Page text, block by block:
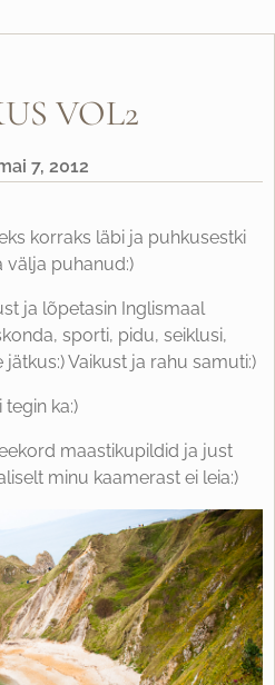
VOL2
7, 2012
korraks läbi ja puhkusestki
välja puhanud:)
ja lõpetasin Inglismaal
sporti, pidu, seiklusi,
Vaikust ja rahu samuti:)
tegin ka:)
maastikupildid ja just
minu kaamerast ei leia:)